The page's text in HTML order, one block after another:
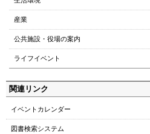
本
メ
ー
産業
公共施設・役場の案内
ライフイベント
関連リンク
イベントカレンダー
図書検索システム